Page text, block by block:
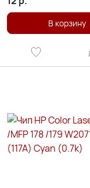
В корзину